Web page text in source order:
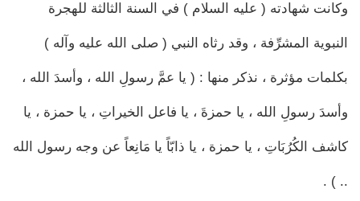
وكانت شهادته ( عليه السلام ) في السنة الثالثة للهجرة
النبوية المشرِّفة ، وقد رثاه النبي ( صلى الله عليه وآله )
بكلمات مؤثرة ، نذكر منها : ( يا عمَّ رسولِ الله ، وأسدَ الله ،
وأسدَ رسولِ الله ، يا حمزةَ ، يا فاعل الخيراتِ ، يا حمزة ، يا
كاشف الكُرُبَاتِ ، يا حمزة ، يا ذابّاً يا مَانِعاً عن وجه رسول الله
.. ) .